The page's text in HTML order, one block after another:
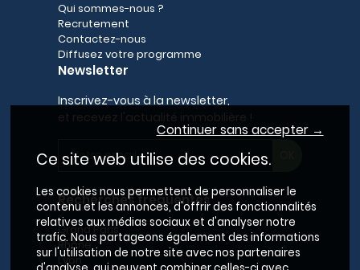
Qui sommes-nous ?
Recrutement
Contactez-nous
Diffusez votre programme
Newsletter
Inscrivez-vous à la newsletter,
Recherches fréquentes
Grand Paris
Rhône
Lyon
Continuer sans accepter →
Ce site web utilise des cookies.
Les cookies nous permettent de personnaliser le
contenu et les annonces, d'offrir des fonctionnalités
relatives aux médias sociaux et d'analyser notre
trafic. Nous partageons également des informations
sur l'utilisation de notre site avec nos partenaires